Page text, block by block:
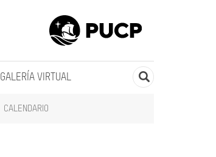
CALENDARIO
GALERÍA VIRTUAL